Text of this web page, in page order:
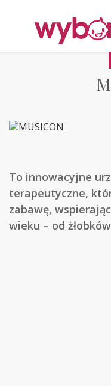
To innowacyjne
terapeutyczne,
zabawę,
wieku – od